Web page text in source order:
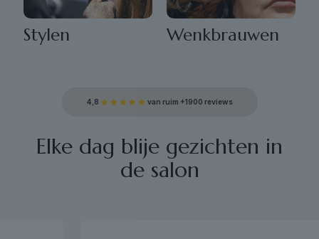
Stylen Wenkbrauwen
4,8 van ruim +1900 reviews
Elke dag blije gezichten in
de salon